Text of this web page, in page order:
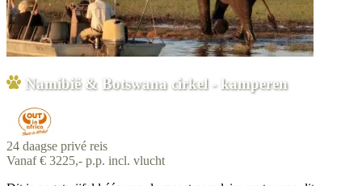
Namibië & Botswana cirkel - kamperen
24 daagse privé reis
Vanaf € 3225,- p.p. incl. vlucht